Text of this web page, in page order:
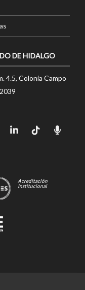
DE HIDALGO
4.5, Colonia Campo
Acreditación
Institucional